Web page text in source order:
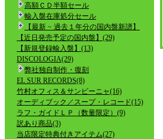
高額ＣＤ半額セール
輸入盤在庫処分セール
【最新 ~ 過去１年分の国内盤新譜】
【近日発売予定の国内盤】(29)
【新規登録輸入盤】(13)
DISCOLOGIA(29)
弊社独自制作・復刻
EL SUR RECORDS(8)
竹村オフィス＆サンビーニャ(16)
オーディブック／スープ・レコード(15)
ラフ・ガイドＬＰ（数量限定）(9)
訳あり商品(3)
当店限定特典付きアイテム(27)